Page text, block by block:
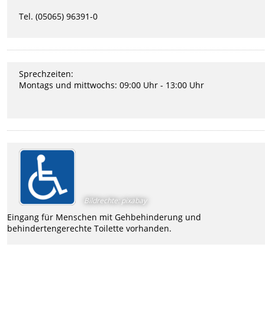
Tel. (05065) 96391-0
Sprechzeiten:
Montags und mittwochs: 09:00 Uhr - 13:00 Uhr
Bildrechte: pixabay
Eingang für Menschen mit Gehbehinderung und
behindertengerechte Toilette vorhanden.